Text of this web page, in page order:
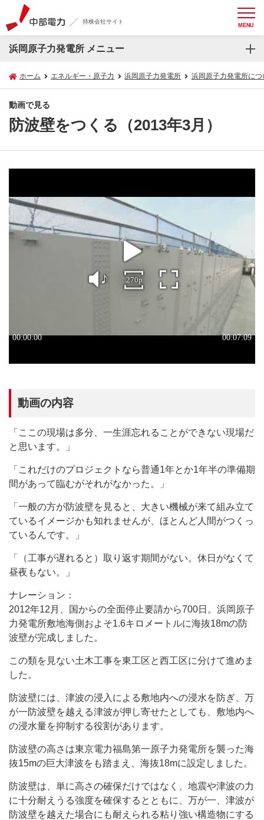
持株会社サイト MENU
浜岡原子力発電所 メニュー
ホーム エネルギー・原子力 浜岡原子力発電所 浜岡原子力発電所につ
動画で見る
防波壁をつくる（2013年3月）
動画の内容
「ここの現場は多分、一生涯忘れることができない現場だ
と思います。」
「これだけのプロジェクトなら普通1年とか1年半の準備期
間があって臨むがそれがなかった。」
「一般の方が防波壁を見ると、大きい機械が来て組み立て
ているイメージかも知れませんが、ほとんど人間がつくっ
ているんです。」
「（工事が遅れると）取り返す期間がない。休日がなくて
昼夜もない。」
ナレーション：
2012年12月、国からの全面停止要請から700日。浜岡原子
力発電所敷地海側およそ1.6キロメートルに海抜18mの防
波壁が完成しました。
この類を見ない土木工事を東工区と西工区に分けて進めま
した。
防波壁には、津波の浸入による敷地内への浸水を防ぎ、万
が一防波壁を越える津波が押し寄せたとしても、敷地内へ
の浸水量を抑制する役割があります。
防波壁の高さは東京電力福島第一原子力発電所を襲った海
抜15mの巨大津波をも踏まえ、海抜18mに設定しました。
防波壁は、単に高さの確保だけではなく、地震や津波の力
に十分耐えうる強度を確保するとともに、万が一、津波が
防波壁を越えた場合にも耐えられる粘り強い構造物にする